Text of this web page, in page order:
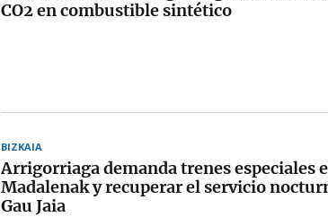
CO2 en combustible sintético
BIZKAIA
Arrigorriaga demanda trenes especiales
Madalenak y recuperar el servicio
Gau Jaia